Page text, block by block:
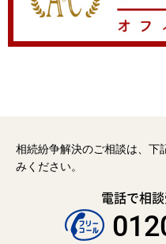
相続紛争解決のご相談は、下
みください。
電話で相